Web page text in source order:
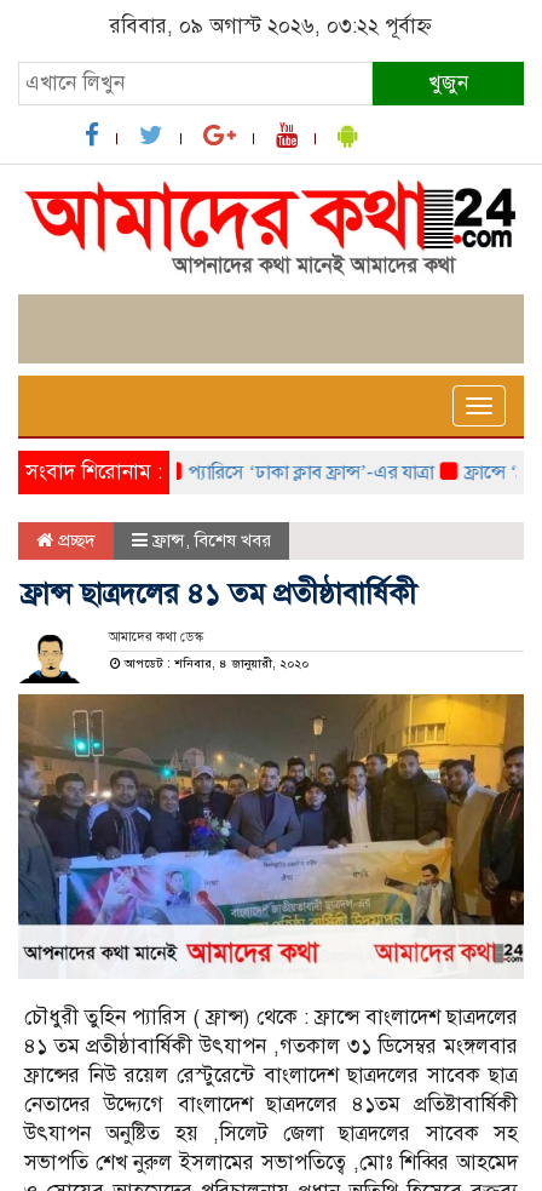
রবিবার, ০৯ অগাস্ট ২০২৬, ০৩:২২ পূর্বাহ্ন
খুজুন
Toggle
সংবাদ শিরোনাম :প্যারিসে ‘ঢাকা ক্লাব ফ্রান্স’-এর যাত্রা ফ্রান্সে
প্রচ্ছদ ফ্রান্স,বিশেষ খবর
ফ্রান্স ছাত্রদলের ৪১ তম প্র‌তীষ্ঠাবা‌র্ষিকী
আমাদের কথা ডেস্ক
আপডেট : শনিবার, ৪ জানুয়ারী, ২০২০
চৌধুরী তুহিন প্যারিস ( ফ্রান্স) থেকে : ফ্রা‌ন্সে বাংলা‌দেশ ছাত্রদলের
৪১ তম প্র‌তীষ্ঠাবা‌র্ষিকী উৎযাপন ,গতকাল ৩১ ডি‌সেম্বর মংঙ্গলবার
ফ্রা‌ন্সের নিউ র‌য়েল রেস্টু‌রে‌ন্টে বাংলা‌দেশ ছাত্রদলের সা‌বেক ছাত্র
নেতা‌দের উদ্দ্যে‌গে বাংলা‌দেশ ছাত্রদ‌লের ৪১তম প্র‌তিষ্টাবার্ষিকী
উৎযাপন অনু‌ষ্টিত হয় ,সি‌লেট জেলা ছাত্রদ‌লের সা‌বেক সহ
সভাপ‌তি শেখ নুরুল ইসলা‌মের সভাপ‌তি‌ত্বে ,মোঃ শি‌ব্বির আহ‌মেদ